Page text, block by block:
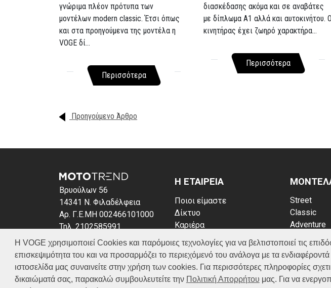
Η VOGE χρησιμοποιεί Cookies και παρόμοιες τεχνολογίες για να βελτιστοποιεί τις
επισκεψιμότητα του και να προσαρμόζει το περιεχόμενό του ανάλογα με τα
ιστοσελίδα μας συναινείτε στην χρήση των cookies. Για περισσότερες πληροφορίες
δικαιώματά σας, παρακαλώ συμβουλευτείτε την Πολιτική Απορρήτου μας. Για να
γνώριμα πλέον πρότυπα των
μοντέλων modern classic. Έτσι όπως
και στα προηγούμενα της μοντέλα η
VOGE δί...
Περισσότερα
διασκέδασης ακόμα και σε αναβάτες
με δίπλωμα A1 αλλά και αυτοκινήτου. Ο
κινητήρας έχει ζωηρό χαρακτήρα...
Περισσότερα
Προηγούμενο Άρθρο
Βρυούλων 56
14341 Ν. Φιλαδέλφεια
Αρ. Γ.Ε.ΜΗ 002466101000
Τηλ. 2102585991
E-mail: info@voge.gr
Η ΕΤΑΙΡΕΙΑ
Ποιοι είμαστε
Δίκτυο
Καριέρα
Πολιτική απορρήτου
Πολιτική Cookies
Street
Classic
Adventure
ATV